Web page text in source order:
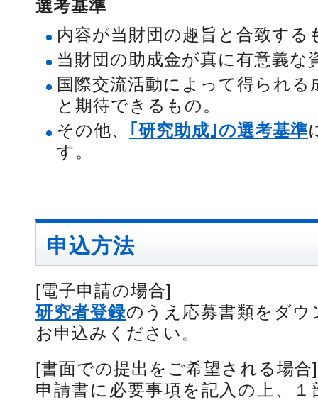
選考基準
内容が当財団の趣旨と合致する
当財団の助成金が真に有意義な
国際交流活動によって得られ
と期待できるもの。
その他、
｢研究助成｣の選考基準
す。
申込方法
[電子申請の場合]
研究者登録のうえ応募書類をダ
お申込みください。
[書面での提出をご希望される場合]
申請書に必要事項を記入の上、